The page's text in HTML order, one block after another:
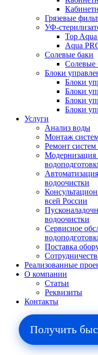
Грязевые
УФ-
Top
Aqua
Солевые баки
Солевые
Блоки
Блоки
Блоки
Блоки
Блоки
Услуги
Анализ воды
Монтаж
Ремонт систем
Модернизация
водоочистки
всей России
водоочистки
Сервисное
Поставка
Реализованные
О компании
Cтатьи
Реквизиты
Контакты
Получить